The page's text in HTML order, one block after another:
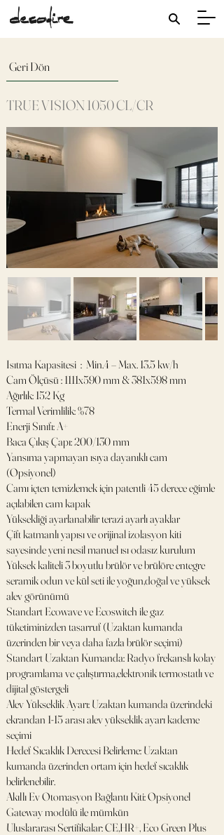
Geri Dön
TRUE VISION 1050 CL/CR
Isıtma Kapasitesi : Min.4 – Max. 13.5 kw/h
Cam Ölçüsü : 1111x590 mm & 381x598 mm
Ağırlık: 152 Kg
Termal Verimlilik: %78
Enerji Sınıfı: A+
Baca Çıkış Çapı: 200/130 mm
Yansıma yapmayan ısıya dayanıklı cam
(Opsiyonel)
Camı içten temizlemek için patentli 45 derece eğimle
açılabilen cam kapak
Yüksekliği ayarlanabilir terazi ayarlı ayaklar
Çift katmanlı yapısı ve orijinal izolasyon kiti
sayesinde yeni nesil manuel ısı odasız kurulum
Yüksek kaliteli 3 boyutlu brülör ve brülöre entegre
seramik odun ve kül seti ile yoğun,doğal ve yüksek
alev görünümü
Standart Ecowave ve Ecoswitch ile gaz
tüketiminizden tasarruf (Uzaktan kumanda
üzerinden bir veya daha fazla brülör seçimi)
Standart Uzaktan Kumanda: Radyo frekanslı kolay
programlama ve çalıştırma,elektronik termostatlı ve
dijital göstergeli
Alev Yükseklik Ayarı: Uzaktan kumanda üzerindeki
ekrandan 1-15 arası alev yükseklik ayarı kademe
seçimi
Hedef Sıcaklık Derecesi Belirleme: Uzaktan
kumanda üzerinden ortam için hedef sıcaklık
belirlenebilir.
Akıllı Ev Otomasyon Bağlantı Kiti: Opsiyonel
Gateway modülü ile mümkün
Uluslararası Sertifikalar: CE,HR+, Eco Green Plus